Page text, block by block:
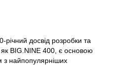
досвід розробки та
BIG.NINE 400, є основою
з найпопулярніших